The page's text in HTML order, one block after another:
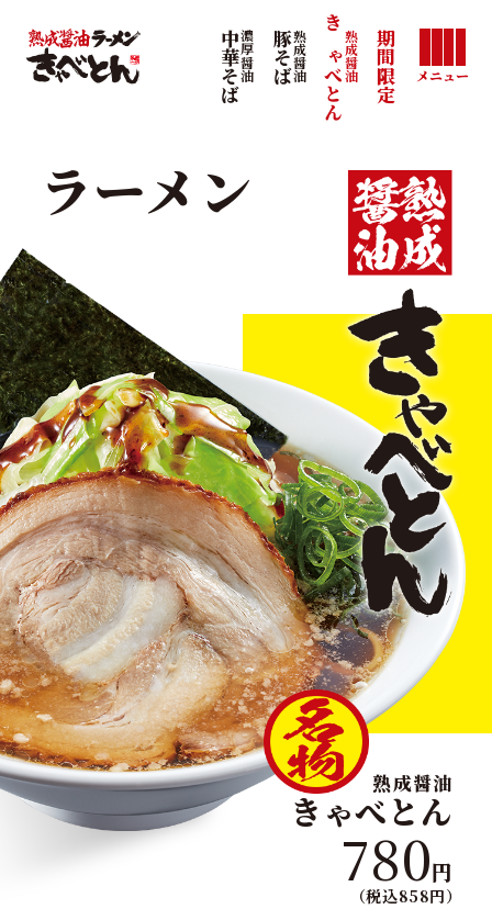
期間限定
熟成醤油
きゃべとん
熟成醤油
豚そば
濃厚醤油
中華そば メニュー
ラーメン
熟成醤油
きゃべとん
780円
（税込858円）